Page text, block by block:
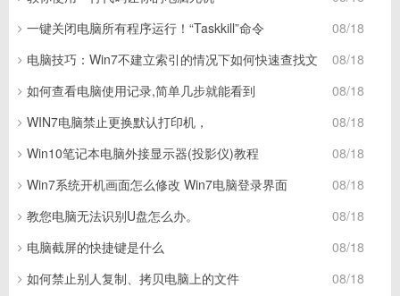
08/18
一键关闭电脑所有程序运行！“Taskkill”命令
08/18
电脑技巧：Win7不建立索引的情况下如何快速查找文
08/18
如何查看电脑使用记录,简单几步就能看到
08/18
WIN7电脑禁止更换默认打印机，
08/18
Win10笔记本电脑外接显示器(投影仪)教程
08/18
Win7系统开机画面怎么修改 Win7电脑登录界面
08/18
教您电脑无法识别U盘怎么办。
08/18
电脑截屏的快捷键是什么
08/18
如何禁止别人复制、拷贝电脑上的文件